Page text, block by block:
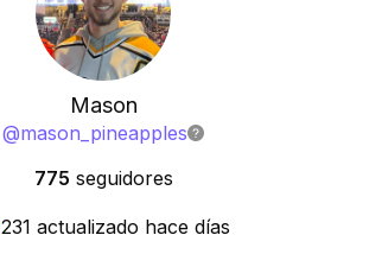
Mason
@mason_pineapples
775 seguidores
231 actualizado hace días